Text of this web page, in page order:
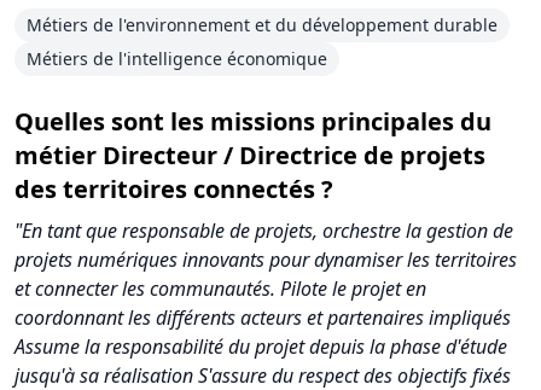
Métiers de l'environnement et du développement durable
Métiers de l'intelligence économique
Quelles sont les missions principales du
métier Directeur / Directrice de projets
des territoires connectés ?
"En tant que responsable de projets, orchestre la gestion de
projets numériques innovants pour dynamiser les territoires
et connecter les communautés. Pilote le projet en
coordonnant les différents acteurs et partenaires impliqués
Assume la responsabilité du projet depuis la phase d'étude
jusqu'à sa réalisation S'assure du respect des objectifs fixés